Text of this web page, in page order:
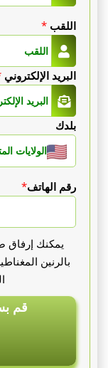
اللقب*
البريد الإلكتروني
بلدك
الولايات
رقم الهاتف*
يمكنك إرفاق
بالرنين
قم